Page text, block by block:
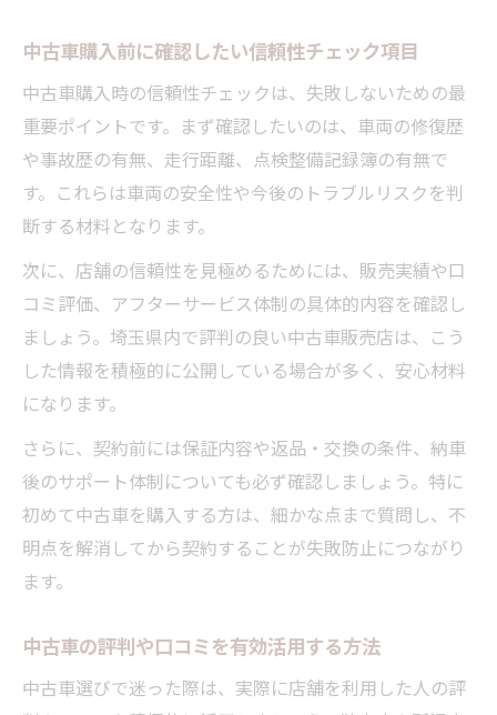
ト
中古車購入前に確認したい信頼性チェック項目
中古車購入時の信頼性チェックは、失敗しないための最
重要ポイントです。まず確認したいのは、車両の修復歴
や事故歴の有無、走行距離、点検整備記録簿の有無で
す。これらは車両の安全性や今後のトラブルリスクを判
断する材料となります。
次に、店舗の信頼性を見極めるためには、販売実績や口
コミ評価、アフターサービス体制の具体的内容を確認し
ましょう。埼玉県内で評判の良い中古車販売店は、こう
した情報を積極的に公開している場合が多く、安心材料
になります。
さらに、契約前には保証内容や返品・交換の条件、納車
後のサポート体制についても必ず確認しましょう。特に
初めて中古車を購入する方は、細かな点まで質問し、不
明点を解消してから契約することが失敗防止につながり
ます。
中古車の評判や口コミを有効活用する方法
中古車選びで迷った際は、実際に店舗を利用した人の評